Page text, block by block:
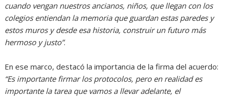
cuando vengan nuestros ancianos, niños, que llegan con los
colegios entiendan la memoria que guardan estas paredes y
estos muros y desde esa historia, construir un futuro más
hermoso y justo”.
En ese marco, destacó la importancia de la firma del acuerdo:
“Es importante firmar los protocolos, pero en realidad es
importante la tarea que vamos a llevar adelante, el